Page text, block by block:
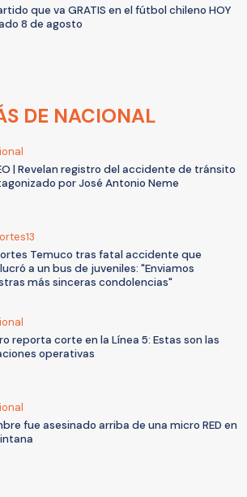
que va GRATIS en el fútbol chileno HOY
8 de agosto
DE NACIONAL
| Revelan registro del accidente de tránsito
por José Antonio Neme
Temuco tras fatal accidente que
a un bus de juveniles: "Enviamos
más sinceras condolencias"
reporta corte en la Línea 5: Estas son las
operativas
fue asesinado arriba de una micro RED en